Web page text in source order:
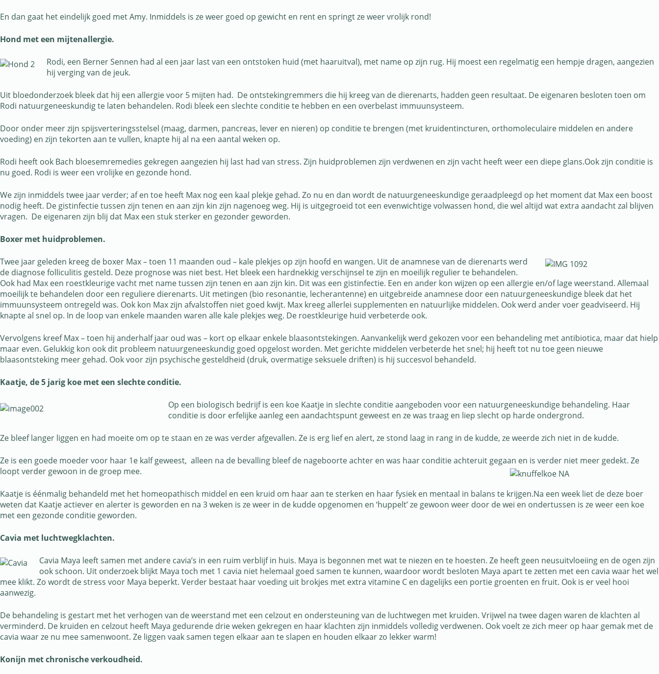
En dan gaat het eindelijk goed met Amy. Inmiddels is ze weer goed op gewicht en rent en springt ze weer vrolijk rond!
Hond met een mijtenallergie.
Rodi, een Berner Sennen had al een jaar last van een ontstoken huid (met haaruitval), met name op zijn rug. Hij moest een regelmatig een hempje dragen, aangezien
hij verging van de jeuk.
Uit bloedonderzoek bleek dat hij een allergie voor 5 mijten had. De ontstekingremmers die hij kreeg van de dierenarts, hadden geen resultaat. De eigenaren besloten toen om
Rodi natuurgeneeskundig te laten behandelen. Rodi bleek een slechte conditie te hebben en een overbelast immuunsysteem.
Door onder meer zijn spijsverteringsstelsel (maag, darmen, pancreas, lever en nieren) op conditie te brengen (met kruidentincturen, orthomoleculaire middelen en andere
voeding) en zijn tekorten aan te vullen, knapte hij al na een aantal weken op.
Rodi heeft ook Bach bloesemremedies gekregen aangezien hij last had van stress. Zijn huidproblemen zijn verdwenen en zijn vacht heeft weer een diepe glans.Ook zijn conditie is
nu goed. Rodi is weer een vrolijke en gezonde hond.
We zijn inmiddels twee jaar verder; af en toe heeft Max nog een kaal plekje gehad. Zo nu en dan wordt de natuurgeneeskundige geraadpleegd op het moment dat Max een boost
nodig heeft. De gistinfectie tussen zijn tenen en aan zijn kin zijn nagenoeg weg. Hij is uitgegroeid tot een evenwichtige volwassen hond, die wel altijd wat extra aandacht zal blijven
vragen. De eigenaren zijn blij dat Max een stuk sterker en gezonder geworden.
Boxer met huidproblemen.
Twee jaar geleden kreeg de boxer Max – toen 11 maanden oud – kale plekjes op zijn hoofd en wangen. Uit de anamnese van de dierenarts werd
de diagnose folliculitis gesteld. Deze prognose was niet best. Het bleek een hardnekkig verschijnsel te zijn en moeilijk regulier te behandelen.
Ook had Max een roestkleurige vacht met name tussen zijn tenen en aan zijn kin. Dit was een gistinfectie. Een en ander kon wijzen op een allergie en/of lage weerstand. Allemaal
moeilijk te behandelen door een reguliere dierenarts. Uit metingen (bio resonantie, lecherantenne) en uitgebreide anamnese door een natuurgeneeskundige bleek dat het
immuunsysteem ontregeld was. Ook kon Max zijn afvalstoffen niet goed kwijt. Max kreeg allerlei supplementen en natuurlijke middelen. Ook werd ander voer geadviseerd. Hij
knapte al snel op. In de loop van enkele maanden waren alle kale plekjes weg. De roestkleurige huid verbeterde ook.
Vervolgens kreef Max – toen hij anderhalf jaar oud was – kort op elkaar enkele blaasontstekingen. Aanvankelijk werd gekozen voor een behandeling met antibiotica, maar dat hielp
maar even. Gelukkig kon ook dit probleem natuurgeneeskundig goed opgelost worden. Met gerichte middelen verbeterde het snel; hij heeft tot nu toe geen nieuwe
blaasontsteking meer gehad. Ook voor zijn psychische gesteldheid (druk, overmatige seksuele driften) is hij succesvol behandeld.
Kaatje, de 5 jarig koe met een slechte conditie.
Op een biologisch bedrijf is een koe Kaatje in slechte conditie aangeboden voor een natuurgeneeskundige behandeling. Haar
conditie is door erfelijke aanleg een aandachtspunt geweest en ze was traag en liep slecht op harde ondergrond.
Ze bleef langer liggen en had moeite om op te staan en ze was verder afgevallen. Ze is erg lief en alert, ze stond laag in rang in de kudde, ze weerde zich niet in de kudde.
Ze is een goede moeder voor haar 1e kalf geweest, alleen na de bevalling bleef de nageboorte achter en was haar conditie achteruit gegaan en is verder niet meer gedekt. Ze
loopt verder gewoon in de groep mee.
Kaatje is éénmalig behandeld met het homeopathisch middel en een kruid om haar aan te sterken en haar fysiek en mentaal in balans te krijgen.Na een week liet de deze boer
weten dat Kaatje actiever en alerter is geworden en na 3 weken is ze weer in de kudde opgenomen en ‘huppelt’ ze gewoon weer door de wei en ondertussen is ze weer een koe
met een gezonde conditie geworden.
Cavia met luchtwegklachten.
Cavia Maya leeft samen met andere cavia’s in een ruim verblijf in huis. Maya is begonnen met wat te niezen en te hoesten. Ze heeft geen neusuitvloeiing en de ogen zijn
ook schoon. Uit onderzoek blijkt Maya toch met 1 cavia niet helemaal goed samen te kunnen, waardoor wordt besloten Maya apart te zetten met een cavia waar het wel
mee klikt. Zo wordt de stress voor Maya beperkt. Verder bestaat haar voeding uit brokjes met extra vitamine C en dagelijks een portie groenten en fruit. Ook is er veel hooi
aanwezig.
De behandeling is gestart met het verhogen van de weerstand met een celzout en ondersteuning van de luchtwegen met kruiden. Vrijwel na twee dagen waren de klachten al
verminderd. De kruiden en celzout heeft Maya gedurende drie weken gekregen en haar klachten zijn inmiddels volledig verdwenen. Ook voelt ze zich meer op haar gemak met de
cavia waar ze nu mee samenwoont. Ze liggen vaak samen tegen elkaar aan te slapen en houden elkaar zo lekker warm!
Konijn met chronische verkoudheid.